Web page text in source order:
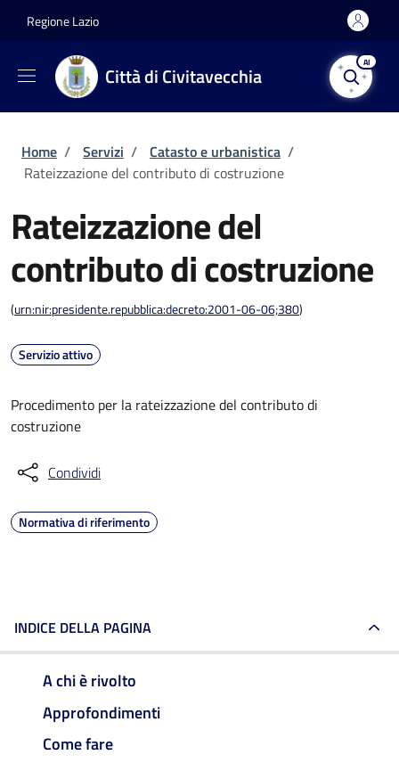
Regione Lazio
Città di Civitavecchia
AI
Briciole di pane
Home / Servizi / Catasto e urbanistica /
Rateizzazione del contributo di costruzione
Rateizzazione del
contributo di costruzione
(urn:nir:presidente.repubblica:decreto:2001-06-06;380)
Servizio attivo
Procedimento per la rateizzazione del contributo di
costruzione
Condividi
Normativa di riferimento
INDICE DELLA PAGINA
A chi è rivolto
Approfondimenti
Come fare